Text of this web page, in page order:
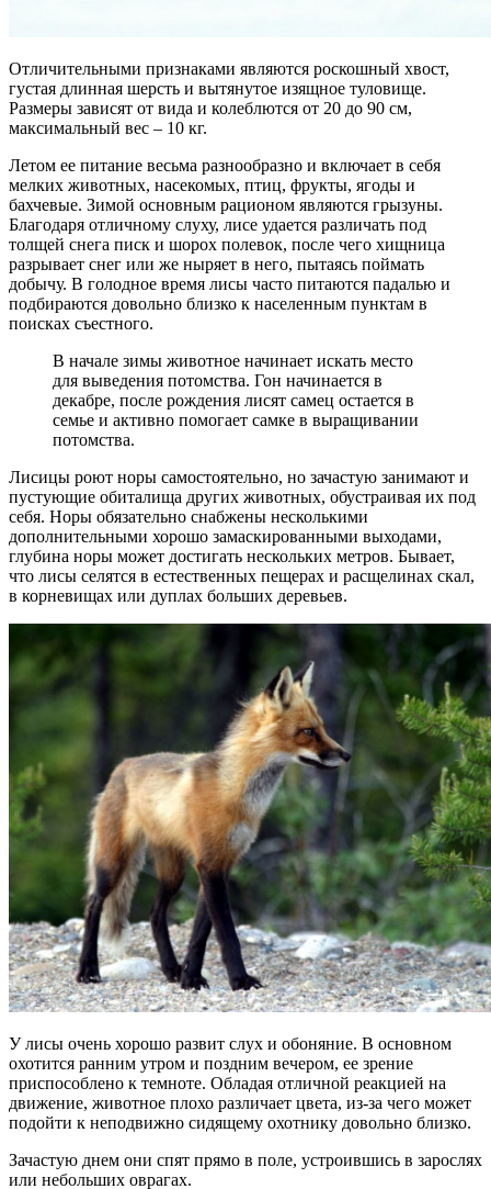
Отличительными признаками являются роскошный хвост,
густая длинная шерсть и вытянутое изящное туловище.
Размеры зависят от вида и колеблются от 20 до 90 см,
максимальный вес – 10 кг.
Летом ее питание весьма разнообразно и включает в себя
мелких животных, насекомых, птиц, фрукты, ягоды и
бахчевые. Зимой основным рационом являются грызуны.
Благодаря отличному слуху, лисе удается различать под
толщей снега писк и шорох полевок, после чего хищница
разрывает снег или же ныряет в него, пытаясь поймать
добычу. В голодное время лисы часто питаются падалью и
подбираются довольно близко к населенным пунктам в
поисках съестного.
В начале зимы животное начинает искать место
для выведения потомства. Гон начинается в
декабре, после рождения лисят самец остается в
семье и активно помогает самке в выращивании
потомства.
Лисицы роют норы самостоятельно, но зачастую занимают и
пустующие обиталища других животных, обустраивая их под
себя. Норы обязательно снабжены несколькими
дополнительными хорошо замаскированными выходами,
глубина норы может достигать нескольких метров. Бывает,
что лисы селятся в естественных пещерах и расщелинах скал,
в корневищах или дуплах больших деревьев.
У лисы очень хорошо развит слух и обоняние. В основном
охотится ранним утром и поздним вечером, ее зрение
приспособлено к темноте. Обладая отличной реакцией на
движение, животное плохо различает цвета, из-за чего может
подойти к неподвижно сидящему охотнику довольно близко.
Зачастую днем они спят прямо в поле, устроившись в зарослях
или небольших оврагах.